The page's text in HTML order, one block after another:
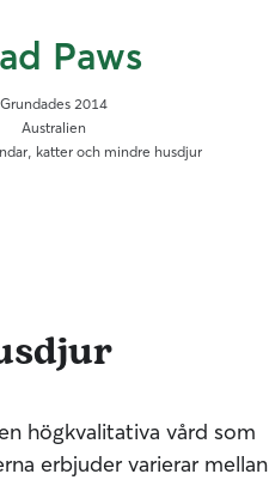
Paws
Grundades 2014
Australien
katter och mindre husdjur
högkvalitativa vård som
erbjuder varierar mellan